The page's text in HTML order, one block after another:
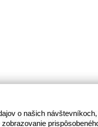
o našich